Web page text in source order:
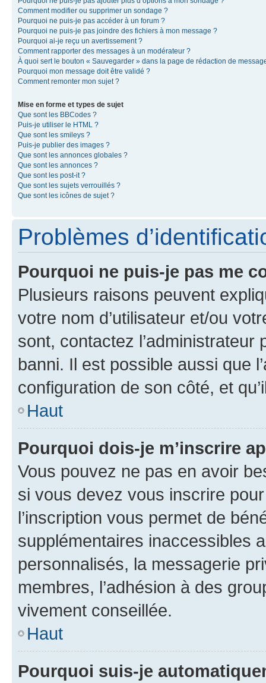
Comment modifier ou supprimer un sondage ?
Pourquoi ne puis-je pas accéder à un forum ?
Pourquoi ne puis-je pas joindre des fichiers à mon message ?
Pourquoi ai-je reçu un avertissement ?
Comment rapporter des messages à un modérateur ?
À quoi sert le bouton « Sauvegarder » dans la page de rédaction de
Pourquoi mon message doit être validé ?
Comment remonter mon sujet ?
Mise en forme et types de sujet
Que sont les BBCodes ?
Puis-je utiliser le HTML ?
Que sont les smileys ?
Puis-je publier des images ?
Que sont les annonces globales ?
Que sont les annonces ?
Que sont les post-it ?
Que sont les sujets verrouillés ?
Que sont les icônes de sujet ?
Problèmes
Pourquoi ne puis-je pas me
Plusieurs raisons peuvent
votre nom d’utilisateur et/ou
sont, contactez l’administrateur
banni. Il est possible aussi que
configuration de son côté, et
Haut
Pourquoi dois-je m’inscrire
Vous pouvez ne pas en avoir
si vous devez vous inscrire
l’inscription vous permet de
supplémentaires inaccessibles
personnalisés, la messagerie
membres, l’adhésion à des
vivement conseillée.
Haut
Pourquoi suis-je